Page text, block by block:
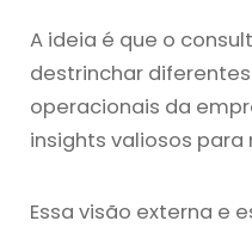
A ideia é que o
destrinchar
operacionais da
insights valiosos
Essa visão externa e